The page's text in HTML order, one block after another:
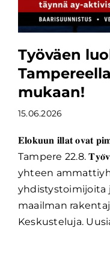
Työväen
mukaan!
15.06.2026
𝐄𝐥𝐨𝐤𝐮𝐮𝐧 𝐢𝐥𝐥𝐚𝐭 𝐨𝐯𝐚𝐭
Tampere 22.8.
yhteen
yhdistystoimijoita
maailman
Keskusteluja.